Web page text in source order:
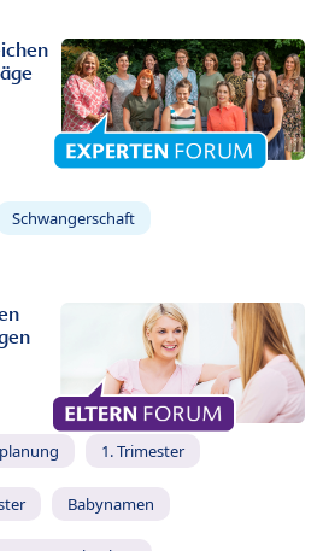
Schwangerschaft
1. Trimester
Babynamen